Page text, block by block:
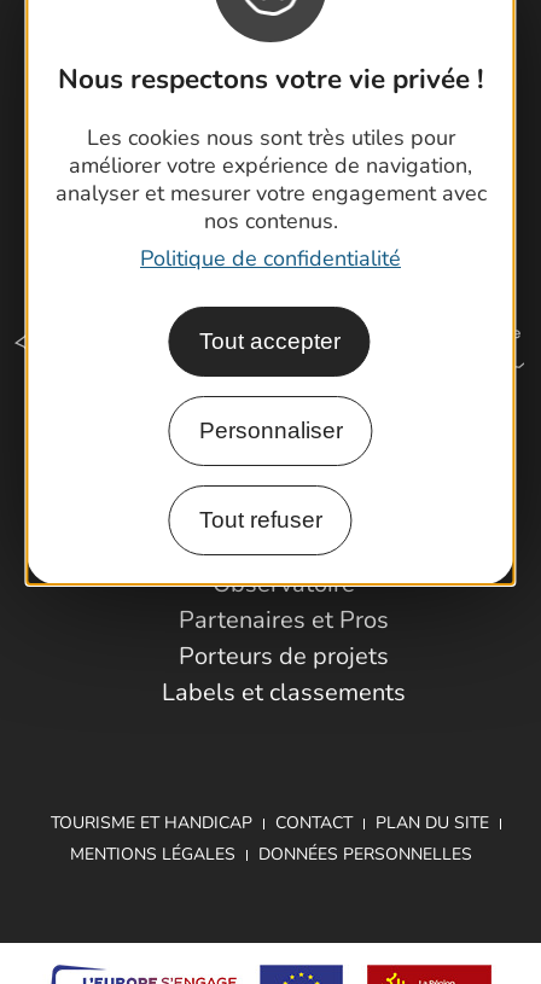
Nous respectons votre vie privée !
Les cookies nous sont très utiles pour
améliorer votre expérience de navigation,
analyser et mesurer votre engagement avec
nos contenus.
Politique de confidentialité
Tout accepter
Personnaliser
Tout refuser
Cartoguides et Topoguides
Espace Pro
Observatoire
Partenaires et Pros
Porteurs de projets
Labels et classements
TOURISME ET HANDICAP CONTACT
PLAN DU SITE
MENTIONS LÉGALES
DONNÉES PERSONNELLES